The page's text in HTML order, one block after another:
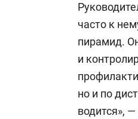
часто к
пирамид.
и
но и по
водится»,